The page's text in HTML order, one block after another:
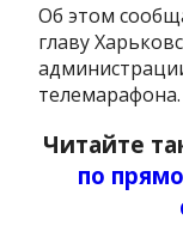
Об этом
главу
телемарафона.
Читайте
по